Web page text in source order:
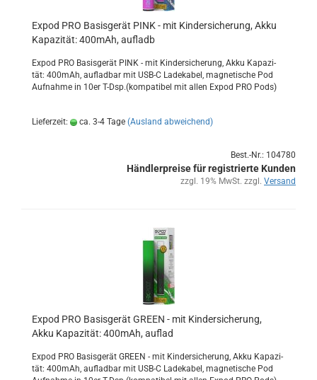
Expod PRO Ba­sis­ge­rät PINK - mit Kin­der­si­che­rung, Akku
Ka­pa­zi­tät: 400mAh, auf­ladb
Expod PRO Ba­sis­ge­rät PINK - mit Kin­der­si­che­rung, Akku Ka­pa­zi­
tät: 400mAh, auf­lad­bar mit USB-C La­de­ka­bel, ma­gne­ti­sche Pod
Auf­nah­me in 10er T-Dsp.(kom­pa­ti­bel mit allen Expod PRO Pods)
Lieferzeit: ca. 3-4 Tage (Ausland abweichend)
Best.-Nr.: 104780
Händlerpreise für registrierte Kunden
zzgl. 19% MwSt. zzgl. Versand
Expod PRO Ba­sis­ge­rät GREEN - mit Kin­der­si­che­rung,
Akku Ka­pa­zi­tät: 400mAh, auf­lad
Expod PRO Ba­sis­ge­rät GREEN - mit Kin­der­si­che­rung, Akku Ka­pa­zi­
tät: 400mAh, auf­lad­bar mit USB-C La­de­ka­bel, ma­gne­ti­sche Pod